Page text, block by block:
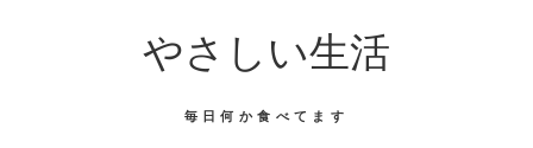
やさしい生活
毎日何か食べてます